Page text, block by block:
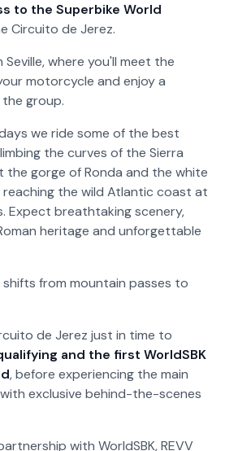
to the Superbike World
Circuito de Jerez.
Seville, where you'll meet the
motorcycle and enjoy a
group.
we ride some of the best
the curves of the Sierra
the gorge of Ronda and the white
reaching the wild Atlantic coast at
Expect breathtaking scenery,
heritage and unforgettable
from mountain passes to
de Jerez just in time to
and the first WorldSBK
, before experiencing the main
exclusive behind-the-scenes
with WorldSBK, REVV